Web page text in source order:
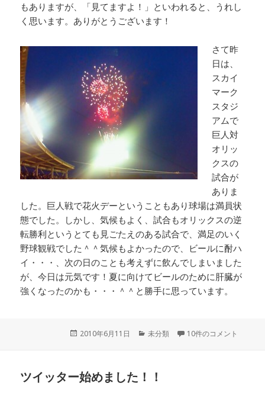
もありますが、「見てますよ！」といわれると、うれし
く思います。ありがとうございます！
さて昨
日は、
スカイ
マーク
スタジ
アムで
巨人対
オリッ
クスの
試合が
ありま
した。巨人戦で花火デーということもあり球場は満員状
態でした。しかし、気候もよく、試合もオリックスの逆
転勝利というとても見ごたえのある試合で、満足のいく
野球観戦でした＾＾気候もよかったので、ビールに酎ハ
イ・・・、次の日のことも考えずに飲んでしまいました
が、今日は元気です！夏に向けてビールのために肝臓が
強くなったのかも・・・＾＾と勝手に思っています。
投
2010年6月11日
カ
未分類 10件のコメント
ツイッター始めました！！